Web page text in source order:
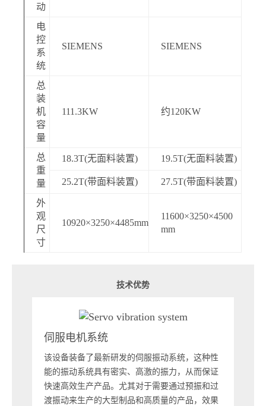
动
电
控
系
统
SIEMENS SIEMENS
总
装
机
容
量
111.3KW 约120KW
总
重
量
18.3T(无面料装置) 19.5T(无面料装置)
25.2T(带面料装置) 27.5T(带面料装置)
外
观
尺
寸
10920×3250×4485mm
11600×3250×4500
mm
技术优势
伺服电机系统
该设备装备了最新研发的伺服振动系统，这种性
能的振动系统具有密实、高激的振力，从而保证
快速高效生产产品。尤其对于需要通过预振和过
渡振动来生产的大型制品和高质量的产品，效果